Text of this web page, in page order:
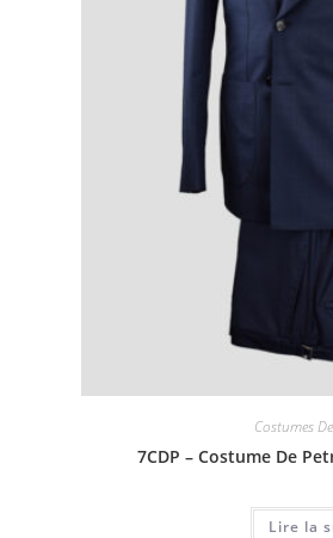
Costumes
7CDP – Costume De
Lire la